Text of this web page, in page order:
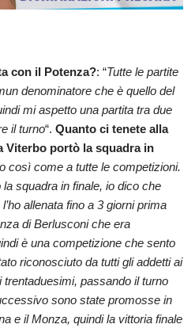
con il Potenza?: “Tutte le partite
denominatore che è quello del
mi aspetto una partita tra due
il turno“. Quanto ci tenete alla
Viterbo portò la squadra in
così come a tutte le competizioni.
squadra in finale, io dico che
allenata fino a 3 giorni prima
di Berlusconi che era
è una competizione che sento
riconosciuto da tutti gli addetti ai
passando il turno
sono state promosse in
e il Monza, quindi la vittoria finale